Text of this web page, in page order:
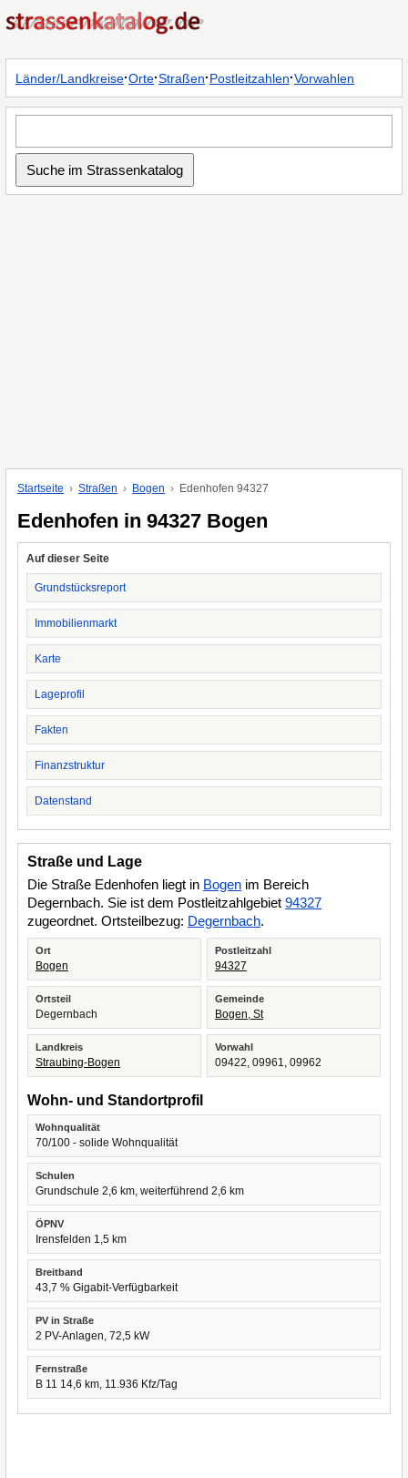
Länder/Landkreise·Orte·Straßen·Postleitzahlen·Vorwahlen
Startseite Straßen Bogen Edenhofen 94327
Edenhofen in 94327 Bogen
Auf dieser Seite
Grundstücksreport
Immobilienmarkt
Karte
Lageprofil
Fakten
Finanzstruktur
Datenstand
Straße und Lage
Die Straße Edenhofen liegt in Bogen im Bereich
Degernbach. Sie ist dem Postleitzahlgebiet 94327
zugeordnet. Ortsteilbezug: Degernbach.
Ort
Bogen
Postleitzahl
94327
Ortsteil
Degernbach
Gemeinde
Bogen, St
Landkreis
Straubing-Bogen
Vorwahl
09422, 09961, 09962
Wohn- und Standortprofil
Wohnqualität
70/100 - solide Wohnqualität
Schulen
Grundschule 2,6 km, weiterführend 2,6 km
ÖPNV
Irensfelden 1,5 km
Breitband
43,7 % Gigabit-Verfügbarkeit
PV in Straße
2 PV-Anlagen, 72,5 kW
Fernstraße
B 11 14,6 km, 11.936 Kfz/Tag